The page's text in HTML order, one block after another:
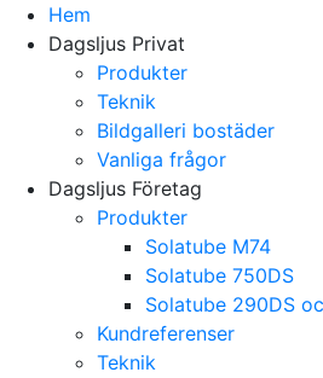
Hem
Dagsljus Privat
Produkter
Teknik
Bildgalleri bostäder
Vanliga frågor
Dagsljus Företag
Produkter
Solatube M74
Solatube 750DS
Solatube 290DS
Kundreferenser
Teknik